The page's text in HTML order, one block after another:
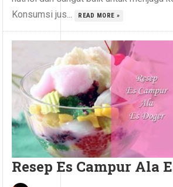
Konsumsi jus...
READ MORE »
Resep Es Campur Ala